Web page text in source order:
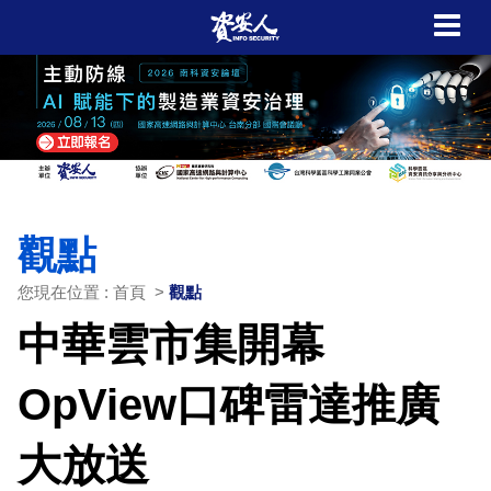
觀點
您現在位置 : 首頁 > 觀點
中華雲市集開幕
OpView口碑雷達推廣
大放送